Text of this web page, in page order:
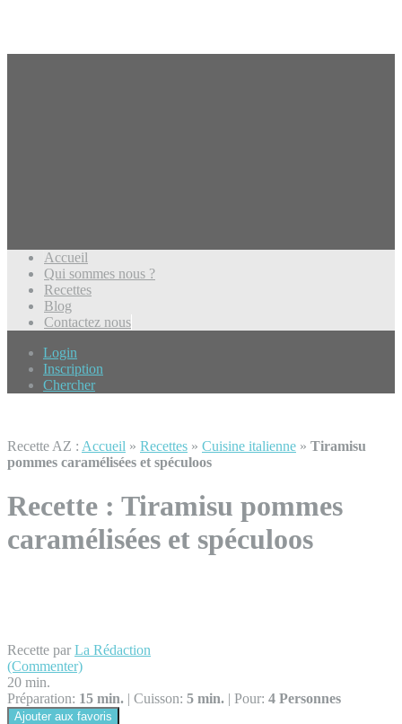
Accueil
Qui sommes nous ?
Recettes
Blog
Contactez nous
Login
Inscription
Chercher
Recette AZ : Accueil » Recettes » Cuisine italienne » Tiramisu
pommes caramélisées et spéculoos
Recette : Tiramisu pommes
caramélisées et spéculoos
Recette par La Rédaction
(Commenter)
20 min.
Préparation: 15 min. | Cuisson: 5 min. | Pour: 4 Personnes
Ajouter aux favoris